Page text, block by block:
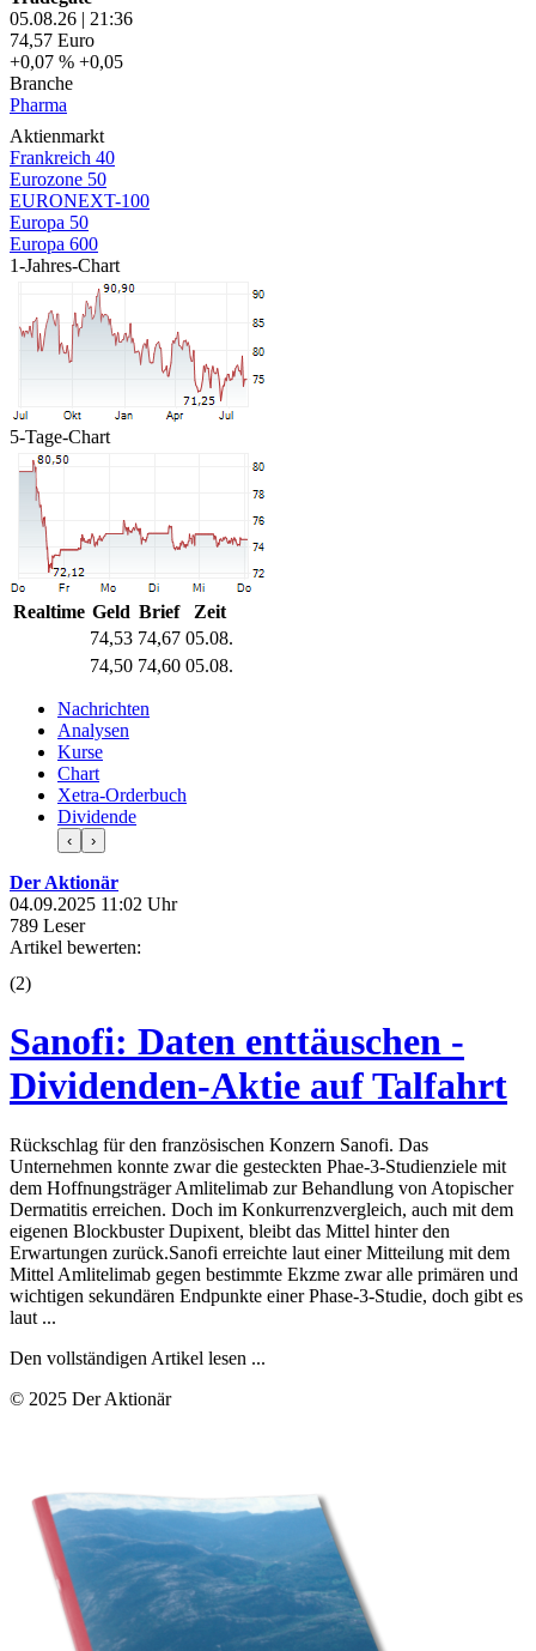
05.08.26 | 21:36
74,57 Euro
+0,07 % +0,05
Branche
Pharma
Aktienmarkt
Frankreich 40
Eurozone 50
EURONEXT-100
Europa 50
Europa 600
1-Jahres-Chart
5-Tage-Chart
Realtime Geld Brief
Zeit
74,53 74,67 05.08.
74,50 74,60 05.08.
Nachrichten
Analysen
Kurse
Chart
Xetra-Orderbuch
Dividende
‹ ›
Der Aktionär
04.09.2025 11:02 Uhr
789 Leser
Artikel bewerten:
(2)
Sanofi: Daten enttäuschen -
Dividenden-Aktie auf Talfahrt
Rückschlag für den französischen Konzern Sanofi. Das
Unternehmen konnte zwar die gesteckten Phae-3-Studienziele mit
dem Hoffnungsträger Amlitelimab zur Behandlung von Atopischer
Dermatitis erreichen. Doch im Konkurrenzvergleich, auch mit dem
eigenen Blockbuster Dupixent, bleibt das Mittel hinter den
Erwartungen zurück.Sanofi erreichte laut einer Mitteilung mit dem
Mittel Amlitelimab gegen bestimmte Ekzme zwar alle primären und
wichtigen sekundären Endpunkte einer Phase-3-Studie, doch gibt es
laut ...
Den vollständigen Artikel lesen ...
© 2025 Der Aktionär